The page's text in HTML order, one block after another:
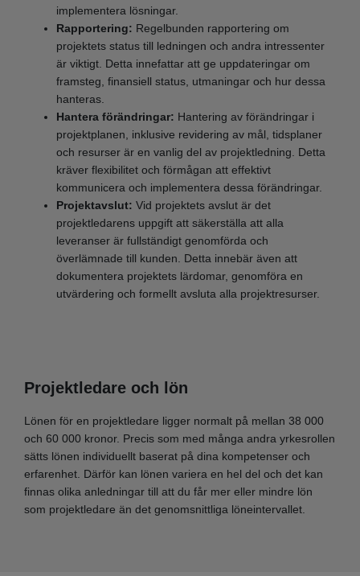
implementera lösningar.
Rapportering: Regelbunden rapportering om
projektets status till ledningen och andra intressenter
är viktigt. Detta innefattar att ge uppdateringar om
framsteg, finansiell status, utmaningar och hur dessa
hanteras.
Hantera förändringar: Hantering av förändringar i
projektplanen, inklusive revidering av mål, tidsplaner
och resurser är en vanlig del av projektledning. Detta
kräver flexibilitet och förmågan att effektivt
kommunicera och implementera dessa förändringar.
Projektavslut: Vid projektets avslut är det
projektledarens uppgift att säkerställa att alla
leveranser är fullständigt genomförda och
överlämnade till kunden. Detta innebär även att
dokumentera projektets lärdomar, genomföra en
utvärdering och formellt avsluta alla projektresurser.
Projektledare och lön
Lönen för en projektledare ligger normalt på mellan 38 000
och 60 000 kronor. Precis som med många andra yrkesrollen
sätts lönen individuellt baserat på dina kompetenser och
erfarenhet. Därför kan lönen variera en hel del och det kan
finnas olika anledningar till att du får mer eller mindre lön
som projektledare än det genomsnittliga löneintervallet.